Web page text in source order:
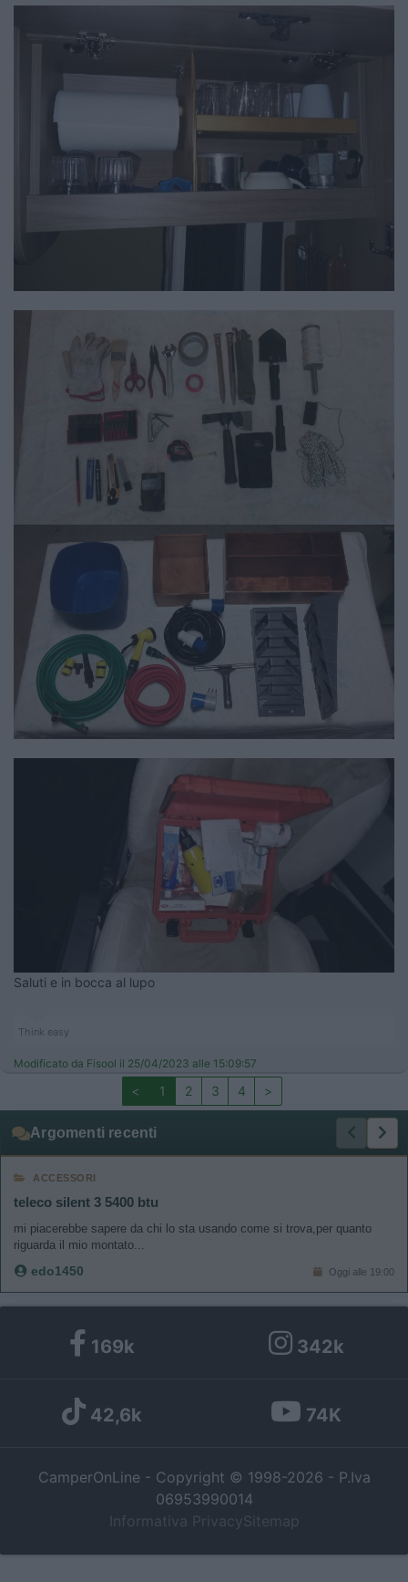
Saluti e in bocca al lupo
Think easy
Modificato da Fisool il 25/04/2023 alle 15:09:57
< 1 2 3 4 >
Argomenti recenti
ACCESSORI
teleco silent 3 5400 btu
mi piacerebbe sapere da chi lo sta usando come si trova,per quanto
riguarda il mio montato...
edo1450 Oggi alle 19:00
169k 342k
42,6k 74K
CamperOnLine - Copyright © 1998-2026 - P.Iva
06953990014
Informativa Privacy Sitemap